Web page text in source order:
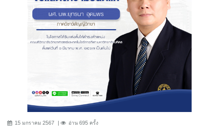
15 มกราคม 2567 อ่าน 695 ครั้ง